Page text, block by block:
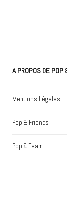
A PROPOS DE POP
Mentions Légales
Pop & Friends
Pop & Team